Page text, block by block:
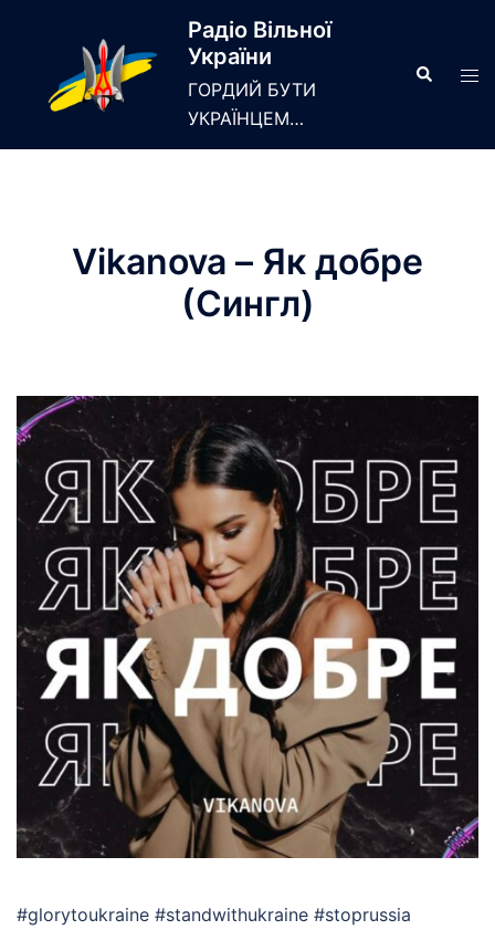
Радіо Вільної
України
ГОРДИЙ БУТИ
УКРАЇНЦЕМ…
Search
Vikanova – Як добре
(Сингл)
#glorytoukraine #standwithukraine #stoprussia